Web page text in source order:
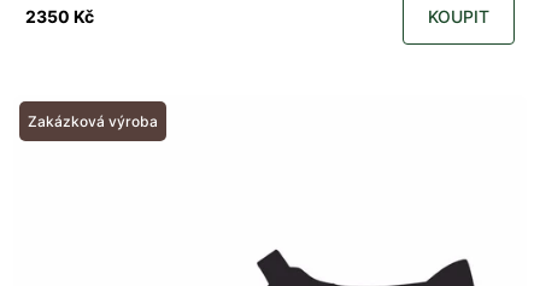
2350 Kč KOUPIT
Zakázková výroba